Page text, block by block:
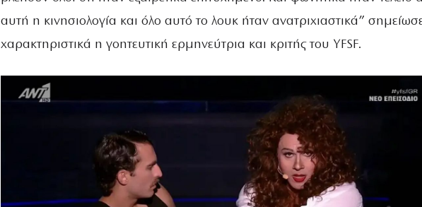
αυτή η κινησιολογία και όλο αυτό το λουκ ήταν ανατριχιαστικά”
χαρακτηριστικά η γοητευτική ερμηνεύτρια και κριτής του YFSF.